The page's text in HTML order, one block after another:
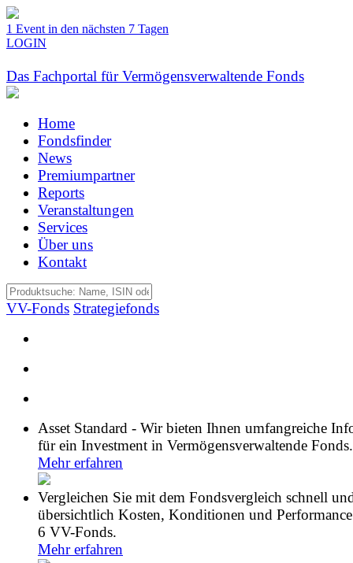
1 Event in den nächsten 7 Tagen
LOGIN
Das Fachportal für Vermögensverwaltende Fonds
Home
Fondsfinder
News
Premiumpartner
Reports
Veranstaltungen
Services
Über uns
Kontakt
VV-Fonds Strategiefonds
Asset Standard - Wir bieten Ihnen umfangreiche
für ein Investment in Vermögensverwaltende Fonds.
Mehr erfahren
Vergleichen Sie mit dem Fondsvergleich schnell
übersichtlich Kosten, Konditionen und
6 VV-Fonds.
Mehr erfahren